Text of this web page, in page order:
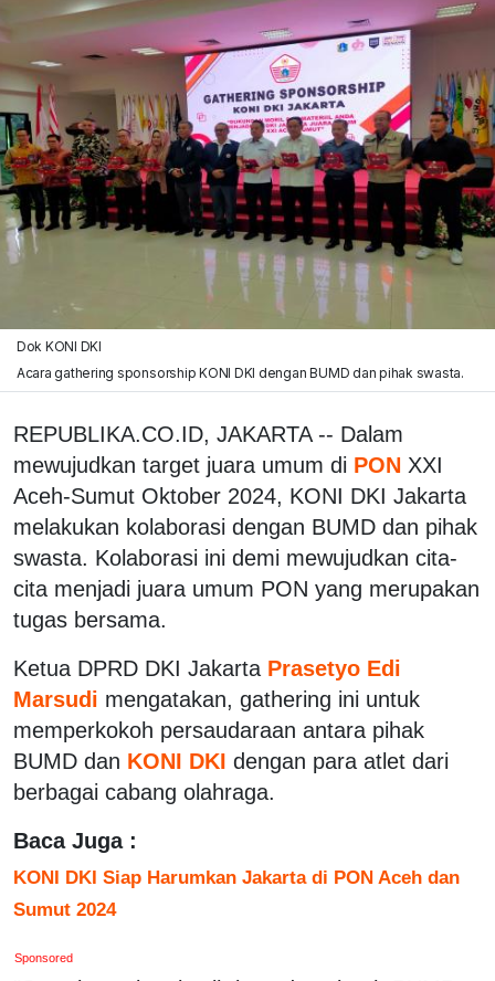
Dok KONI DKI
Acara gathering sponsorship KONI DKI dengan BUMD dan pihak swasta.
REPUBLIKA.CO.ID, JAKARTA -- Dalam
mewujudkan target juara umum di PON XXI
Aceh-Sumut Oktober 2024, KONI DKI Jakarta
melakukan kolaborasi dengan BUMD dan pihak
swasta. Kolaborasi ini demi mewujudkan cita-
cita menjadi juara umum PON yang merupakan
tugas bersama.
Ketua DPRD DKI Jakarta Prasetyo Edi
Marsudi mengatakan, gathering ini untuk
memperkokoh persaudaraan antara pihak
BUMD dan KONI DKI dengan para atlet dari
berbagai cabang olahraga.
Baca Juga :
KONI DKI Siap Harumkan Jakarta di PON Aceh dan
Sumut 2024
Sponsored